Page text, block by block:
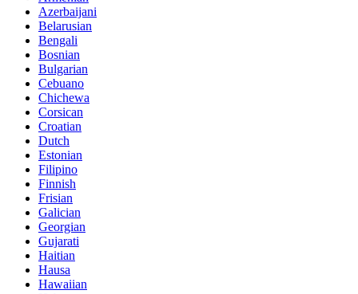
Azerbaijani
Belarusian
Bengali
Bosnian
Bulgarian
Cebuano
Chichewa
Corsican
Croatian
Dutch
Estonian
Filipino
Finnish
Frisian
Galician
Georgian
Gujarati
Haitian
Hausa
Hawaiian